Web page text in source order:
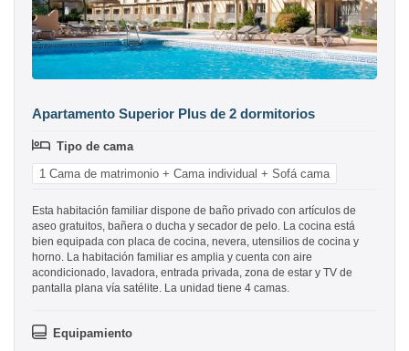
Apartamento Superior Plus de 2 dormitorios
Tipo de cama
1 Cama de matrimonio + Cama individual + Sofá cama
Esta habitación familiar dispone de baño privado con artículos de
aseo gratuitos, bañera o ducha y secador de pelo. La cocina está
bien equipada con placa de cocina, nevera, utensilios de cocina y
horno. La habitación familiar es amplia y cuenta con aire
acondicionado, lavadora, entrada privada, zona de estar y TV de
pantalla plana vía satélite. La unidad tiene 4 camas.
Equipamiento